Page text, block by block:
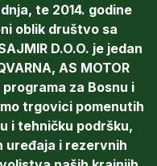
te 2014. godine
oblik društvo sa
D.O.O. je jedan
AS MOTOR
programa za Bosnu i
trgovici pomenutih
i tehničku podršku,
uređaja i rezervnih